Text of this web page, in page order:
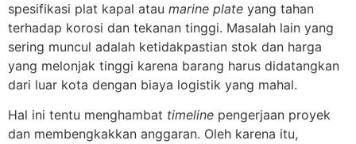
spesifikasi plat kapal atau marine plate yang tahan
terhadap korosi dan tekanan tinggi. Masalah lain yang
sering muncul adalah ketidakpastian stok dan harga
yang melonjak tinggi karena barang harus didatangkan
dari luar kota dengan biaya logistik yang mahal.
Hal ini tentu menghambat timeline pengerjaan proyek
dan membengkakkan anggaran. Oleh karena itu,